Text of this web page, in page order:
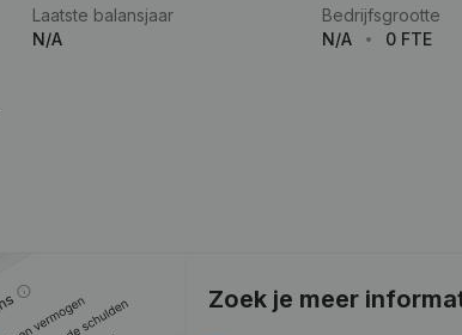
Laatste balansjaar
N/A
Bedrijfsgrootte
N/A
0 FTE
Zoek je meer